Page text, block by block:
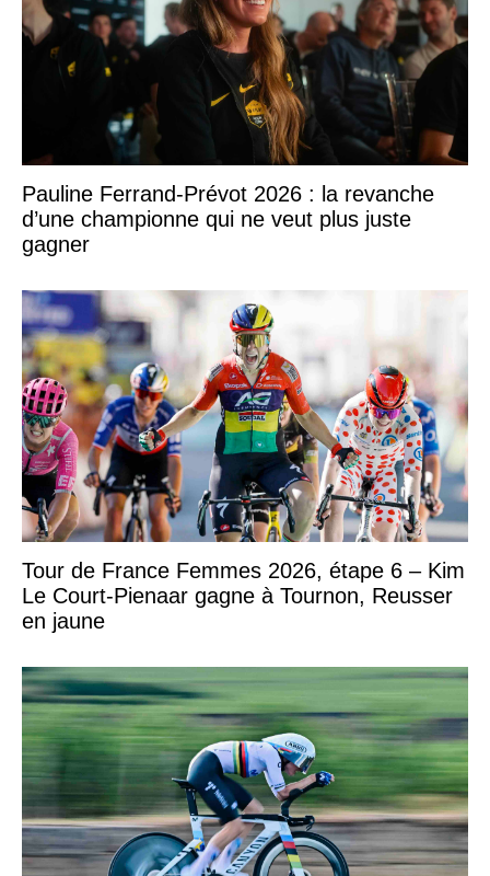
Pauline Ferrand-Prévot 2026 : la revanche
d’une championne qui ne veut plus juste
gagner
Tour de France Femmes 2026, étape 6 – Kim
Le Court-Pienaar gagne à Tournon, Reusser
en jaune